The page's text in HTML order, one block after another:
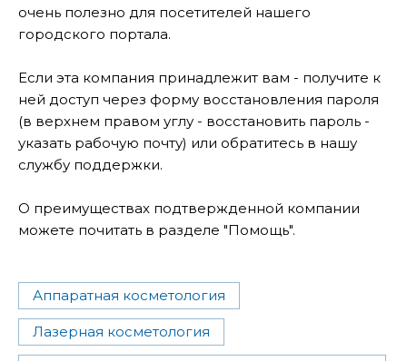
очень полезно для посетителей нашего
городского портала.
Если эта компания принадлежит вам - получите к
ней доступ через форму восстановления пароля
(в верхнем правом углу - восстановить пароль -
указать рабочую почту) или обратитесь в нашу
службу поддержки.
О преимуществах подтвержденной компании
можете почитать в разделе "Помощь".
Аппаратная косметология
Лазерная косметология